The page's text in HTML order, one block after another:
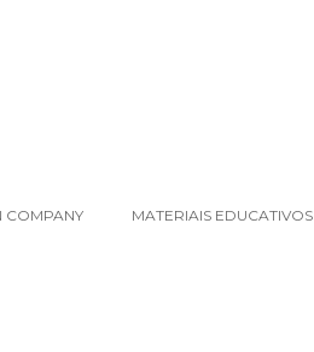
COMPANY MATERIAIS EDUCATIVOS